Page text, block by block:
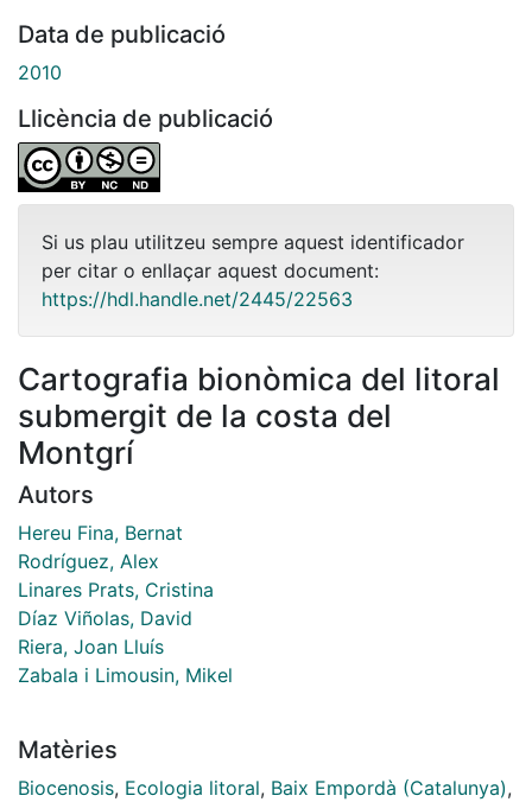
Data de publicació
2010
Llicència de publicació
Si us plau utilitzeu sempre aquest identificador
per citar o enllaçar aquest document:
https://hdl.handle.net/2445/22563
Cartografia bionòmica del litoral
submergit de la costa del
Montgrí
Autors
Hereu Fina, Bernat
Rodríguez, Alex
Linares Prats, Cristina
Díaz Viñolas, David
Riera, Joan Lluís
Zabala i Limousin, Mikel
Matèries
Biocenosis, Ecologia litoral, Baix Empordà (Catalunya),